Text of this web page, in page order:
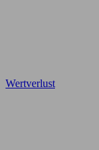
Wertverlust